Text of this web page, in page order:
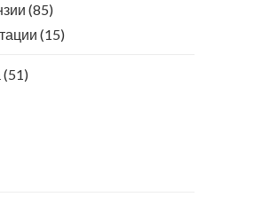
(85)
(15)
(51)